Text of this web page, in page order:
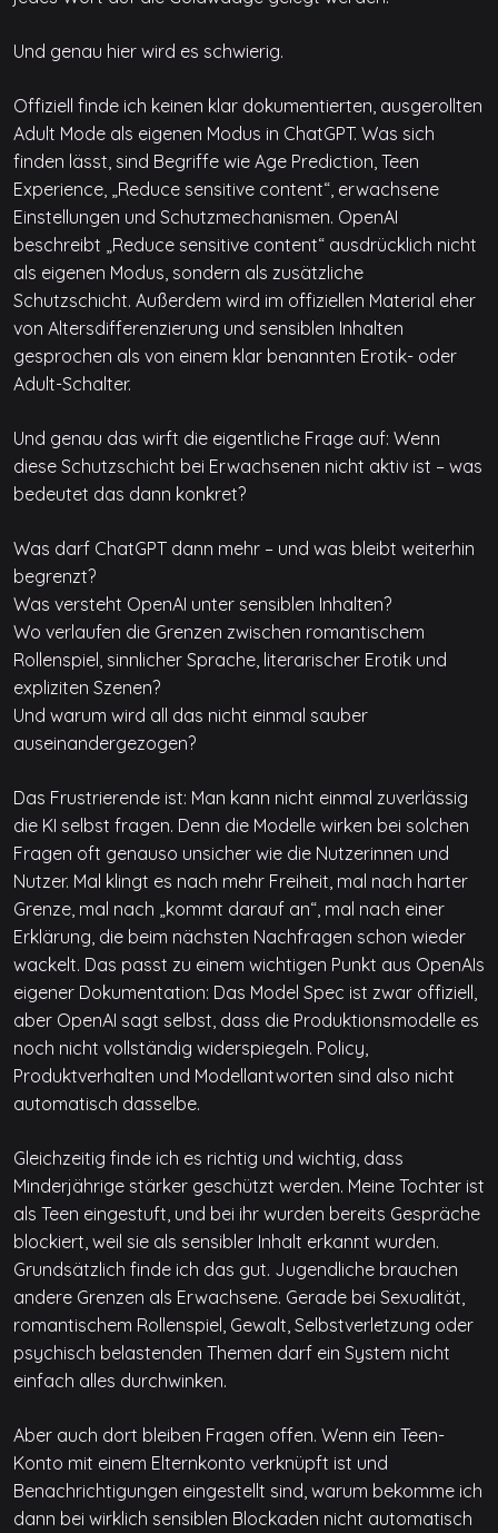
Und genau hier wird es schwierig.
Offiziell finde ich keinen klar dokumentierten, ausgerollten
Adult Mode als eigenen Modus in ChatGPT. Was sich
finden lässt, sind Begriffe wie Age Prediction, Teen
Experience, „Reduce sensitive content“, erwachsene
Einstellungen und Schutzmechanismen. OpenAI
beschreibt „Reduce sensitive content“ ausdrücklich nicht
als eigenen Modus, sondern als zusätzliche
Schutzschicht. Außerdem wird im offiziellen Material eher
von Altersdifferenzierung und sensiblen Inhalten
gesprochen als von einem klar benannten Erotik- oder
Adult-Schalter.
Und genau das wirft die eigentliche Frage auf: Wenn
diese Schutzschicht bei Erwachsenen nicht aktiv ist – was
bedeutet das dann konkret?
Was darf ChatGPT dann mehr – und was bleibt weiterhin
begrenzt?
Was versteht OpenAI unter sensiblen Inhalten?
Wo verlaufen die Grenzen zwischen romantischem
Rollenspiel, sinnlicher Sprache, literarischer Erotik und
expliziten Szenen?
Und warum wird all das nicht einmal sauber
auseinandergezogen?
Das Frustrierende ist: Man kann nicht einmal zuverlässig
die KI selbst fragen. Denn die Modelle wirken bei solchen
Fragen oft genauso unsicher wie die Nutzerinnen und
Nutzer. Mal klingt es nach mehr Freiheit, mal nach harter
Grenze, mal nach „kommt darauf an“, mal nach einer
Erklärung, die beim nächsten Nachfragen schon wieder
wackelt. Das passt zu einem wichtigen Punkt aus OpenAIs
eigener Dokumentation: Das Model Spec ist zwar offiziell,
aber OpenAI sagt selbst, dass die Produktionsmodelle es
noch nicht vollständig widerspiegeln. Policy,
Produktverhalten und Modellantworten sind also nicht
automatisch dasselbe.
Gleichzeitig finde ich es richtig und wichtig, dass
Minderjährige stärker geschützt werden. Meine Tochter ist
als Teen eingestuft, und bei ihr wurden bereits Gespräche
blockiert, weil sie als sensibler Inhalt erkannt wurden.
Grundsätzlich finde ich das gut. Jugendliche brauchen
andere Grenzen als Erwachsene. Gerade bei Sexualität,
romantischem Rollenspiel, Gewalt, Selbstverletzung oder
psychisch belastenden Themen darf ein System nicht
einfach alles durchwinken.
Aber auch dort bleiben Fragen offen. Wenn ein Teen-
Konto mit einem Elternkonto verknüpft ist und
Benachrichtigungen eingestellt sind, warum bekomme ich
dann bei wirklich sensiblen Blockaden nicht automatisch